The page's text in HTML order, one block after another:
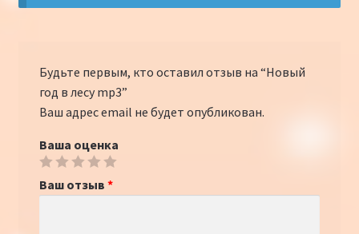
Будьте первым, кто оставил отзыв на “Новый
год в лесу mp3”
Ваш адрес email не будет опубликован.
Ваша оценка
Ваш отзыв *